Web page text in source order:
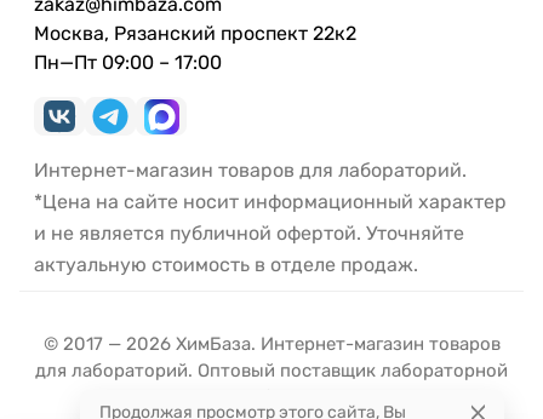
Москва, Рязанский проспект 22к2
Пн—Пт 09:00 – 17:00
Интернет-магазин товаров для лабораторий.
*Цена на сайте носит информационный характер
и не является публичной офертой. Уточняйте
актуальную стоимость в отделе продаж.
© 2017 — 2026 ХимБаза. Интернет-магазин товаров
для лабораторий. Оптовый поставщик лабораторной
Продолжая просмотр этого сайта, Вы